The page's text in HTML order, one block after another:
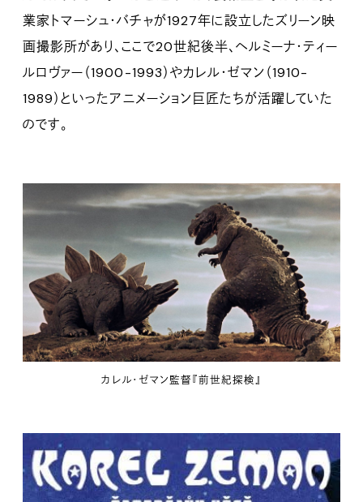
業家トマーシュ・バチャが1927年に設立したズリーン映
画撮影所があり、ここで20世紀後半、ヘルミーナ・ティー
ルロヴァー（1900-1993）やカレル・ゼマン（1910-
1989）といったアニメーション巨匠たちが活躍していた
のです。
カレル・ゼマン監督『前世紀探検』